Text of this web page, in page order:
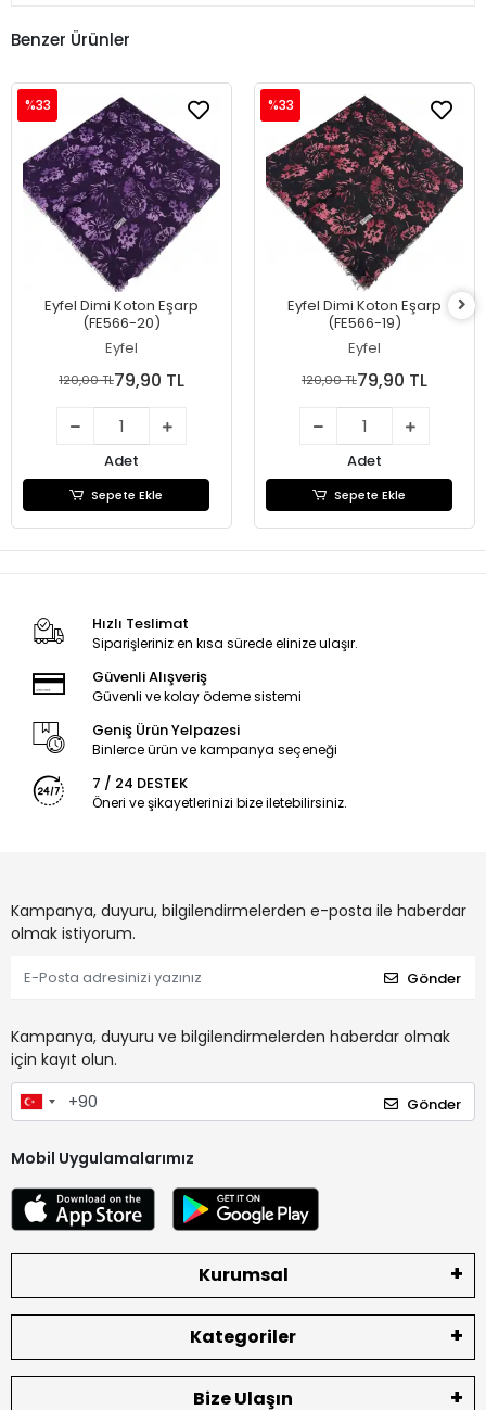
Benzer Ürünler
Eyfel Dimi Koton Eşarp
(FE566-20)
Eyfel
%33
120,00 TL79,90 TL
Adet
Sepete Ekle
Eyfel Dimi Koton Eşarp
(FE566-19)
Eyfel
%33
120,00 TL79,90 TL
Adet
Sepete Ekle
Hızlı Teslimat
Siparişleriniz en kısa sürede elinize ulaşır.
Güvenli Alışveriş
Güvenli ve kolay ödeme sistemi
Geniş Ürün Yelpazesi
Binlerce ürün ve kampanya seçeneği
7 / 24 DESTEK
Öneri ve şikayetlerinizi bize iletebilirsiniz.
Kampanya, duyuru, bilgilendirmelerden e-posta ile haberdar
olmak istiyorum.
Gönder
Kampanya, duyuru ve bilgilendirmelerden haberdar olmak
için kayıt olun.
Gönder
Mobil Uygulamalarımız
Kurumsal
Kategoriler
Bize Ulaşın